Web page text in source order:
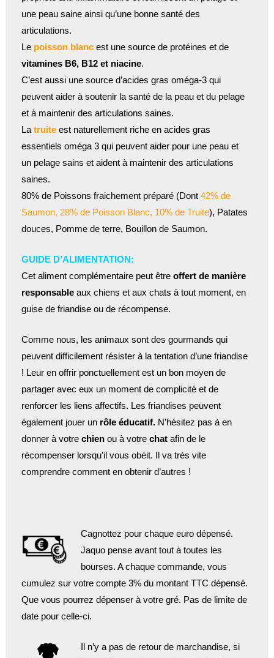
une peau saine ainsi qu’une bonne santé des
articulations.
Le poisson blanc est une source de protéines et de
vitamines B6, B12 et niacine.
C’est aussi une source d’acides gras oméga-3 qui
peuvent aider à soutenir la santé de la peau et du pelage
et à maintenir des articulations saines.
La truite est naturellement riche en acides gras
essentiels oméga 3 qui peuvent aider pour une peau et
un pelage sains et aident à maintenir des articulations
saines.
80% de Poissons fraichement préparé (Dont 42% de
Saumon, 28% de Poisson Blanc, 10% de Truite), Patates
douces, Pomme de terre, Bouillon de Saumon.
GUIDE D’ALIMENTATION:
Cet aliment complémentaire peut être offert de manière
responsable aux chiens et aux chats à tout moment, en
guise de friandise ou de récompense.
Comme nous, les animaux sont des gourmands qui
peuvent difficilement résister à la tentation d’une friandise
! Leur en offrir ponctuellement est un bon moyen de
partager avec eux un moment de complicité et de
renforcer les liens affectifs. Les friandises peuvent
également jouer un rôle éducatif. N’hésitez pas à en
donner à votre chien ou à votre chat afin de le
récompenser lorsqu’il vous obéit. Il va très vite
comprendre comment en obtenir d’autres !
Cagnottez pour chaque euro dépensé.
Jaquo pense avant tout à toutes les
bourses. A chaque commande, vous
cumulez sur votre compte 3% du montant TTC dépensé.
Que vous pourrez dépenser à votre gré. Pas de limite de
date pour celle-ci.
Il n’y a pas de retour de marchandise, si